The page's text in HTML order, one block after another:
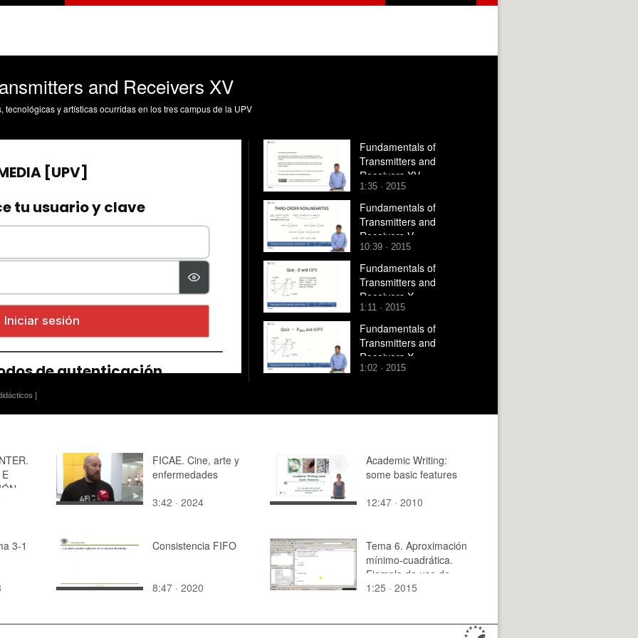
and Receivers XV
y artísticas ocurridas en los tres campus de la UPV
]
Fundamentals of
Transmitters and
Receivers XV
1:35 · 2015
Fundamentals of
Transmitters and
Receivers V
10:39 · 2015
Fundamentals of
Transmitters and
Receivers X
1:11 · 2015
Fundamentals of
Transmitters and
Receivers X
1:02 · 2015
FICAE. Cine, arte y
enfermedades
3:42 · 2024
Academic Writing:
some basic features
12:47 · 2010
3-1 Consistencia FIFO
8:47 · 2020
Tema 6. Aproximación
mínimo-cuadrática.
Ejemplo de uso de
min_cua.
1:25 · 2015